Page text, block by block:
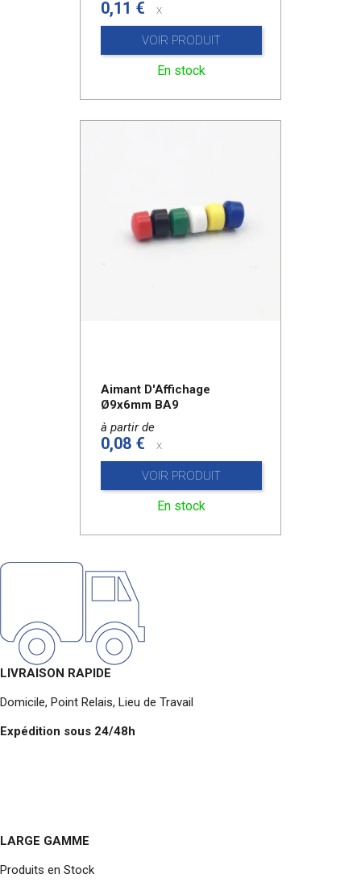
0,11 € x
VOIR PRODUIT
En stock
Aimant D'Affichage
Ø9x6mm BA9
à partir de
0,08 € x
VOIR PRODUIT
En stock
LIVRAISON RAPIDE
Domicile, Point Relais, Lieu de Travail
Expédition sous 24/48h
LARGE GAMME
Produits en Stock